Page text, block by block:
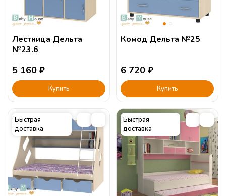
Лестница Дельта
№23.6
5 160 ₽
Купить
Комод Дельта №25
6 720 ₽
Купить
Быстрая
доставка
Быстрая
доставка